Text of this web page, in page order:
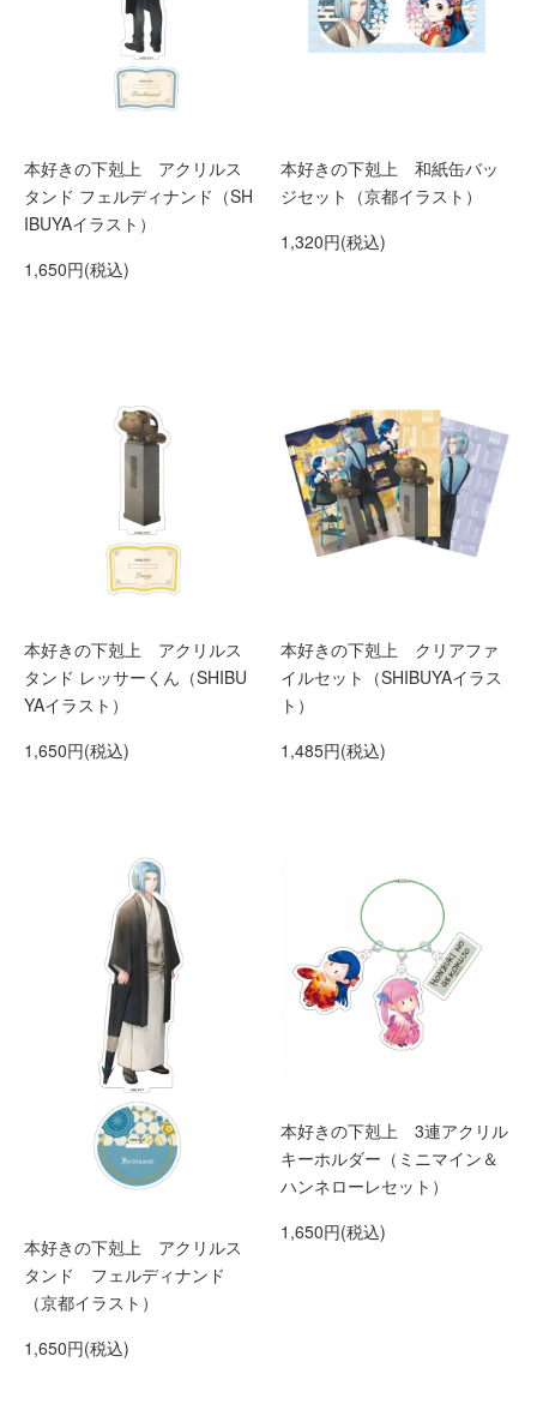
本好きの下剋上 アクリルス
タンド フェルディナンド（SH
IBUYAイラスト）
1,650円(税込)
本好きの下剋上 和紙缶バッ
ジセット（京都イラスト）
1,320円(税込)
本好きの下剋上 アクリルス
タンド レッサーくん（SHIBU
YAイラスト）
1,650円(税込)
本好きの下剋上 クリアファ
イルセット（SHIBUYAイラス
ト）
1,485円(税込)
本好きの下剋上 アクリルス
タンド フェルディナンド
（京都イラスト）
1,650円(税込)
本好きの下剋上 3連アクリル
キーホルダー（ミニマイン＆
ハンネローレセット）
1,650円(税込)